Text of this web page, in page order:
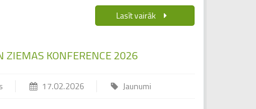
Lasīt vairāk
ZIEMAS KONFERENCE 2026
17.02.2026 Jaunumi